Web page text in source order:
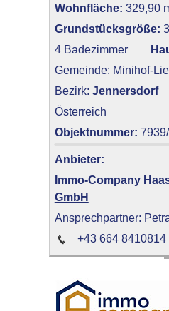
Wohnfläche: 329,90
Grundstücksgröße:
4 Badezimmer
Gemeinde: Minihof-
Bezirk: Jennersdorf
Österreich
Objektnummer:
Anbieter:
Immo-Company
GmbH
Ansprechpartner:
+43 664 8410814